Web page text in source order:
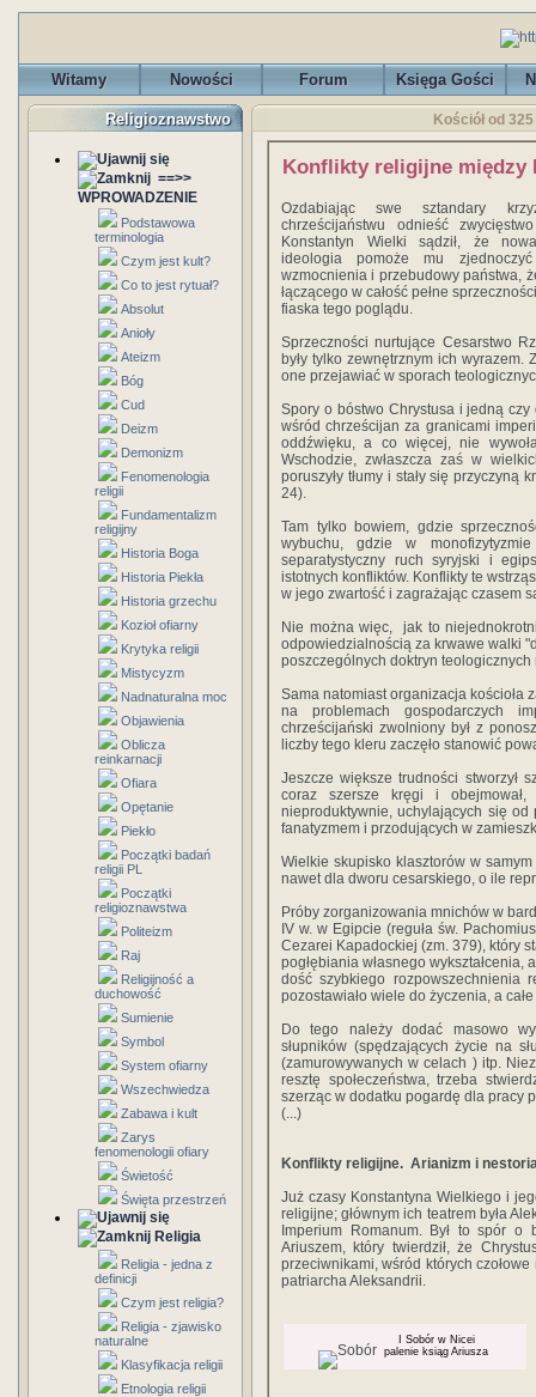
Witamy Nowości Forum Księga Gości
Religioznawstwo
==>>
WPROWADZENIE
Podstawowa
terminologia
Czym jest kult?
Co to jest rytuał?
Absolut
Anioły
Ateizm
Bóg
Cud
Deizm
Demonizm
Fenomenologia
religii
Fundamentalizm
religijny
Historia Boga
Historia Piekła
Historia grzechu
Kozioł ofiarny
Krytyka religii
Mistycyzm
Nadnaturalna moc
Objawienia
Oblicza
reinkarnacji
Ofiara
Opętanie
Piekło
Początki badań
religii PL
Początki
religioznawstwa
Politeizm
Raj
Religijność a
duchowość
Sumienie
Symbol
System ofiarny
Wszechwiedza
Zabawa i kult
Zarys
fenomenologii ofiary
Świetość
Święta przestrzeń
Religia
Religia - jedna z
definicji
Czym jest religia?
Religia - zjawisko
naturalne
Klasyfikacja religii
Etnologia religii
Kościół od
Konflikty religijne między
Ozdabiając swe sztandary
chrześcijaństwu odnieść
Konstantyn Wielki sądził, że
ideologia pomoże mu zjednoczyć
wzmocnienia i przebudowy państwa,
łączącego w całość pełne
fiaska tego poglądu.
Sprzeczności nurtujące Cesarstwo
były tylko zewnętrznym ich wyrazem.
one przejawiać w sporach
Spory o bóstwo Chrystusa i jedną
wśród chrześcijan za granicami
oddźwięku, a co więcej, nie
Wschodzie, zwłaszcza zaś w
poruszyły tłumy i stały się przyczyną
24).
Tam tylko bowiem, gdzie
wybuchu, gdzie w
separatystyczny ruch syryjski i
istotnych konfliktów. Konflikty te
w jego zwartość i zagrażając czasem
Nie można więc, jak to
odpowiedzialnością za krwawe walki
poszczególnych doktryn teologicznych
Sama natomiast organizacja kościoła
na problemach gospodarczych
chrześcijański zwolniony był z
liczby tego kleru zaczęło stanowić
Jeszcze większe trudności stworzył
coraz szersze kręgi i obejmował,
nieproduktywnie, uchylających się
fanatyzmem i przodujących w
Wielkie skupisko klasztorów w
nawet dla dworu cesarskiego, o ile
Próby zorganizowania mnichów w
IV w. w Egipcie (reguła św.
Cezarei Kapadockiej (zm. 379), który
pogłębiania własnego
dość szybkiego rozpowszechnienia
pozostawiało wiele do życzenia, a
Do tego należy dodać masowo
słupników (spędzających życie na
(zamurowywanych w celach ) itp.
resztę społeczeństwa, trzeba
szerząc w dodatku pogardę dla pracy
(...)
Konflikty religijne. Arianizm i
Już czasy Konstantyna Wielkiego i
religijne; głównym ich teatrem była
Imperium Romanum. Był to spór o
Ariuszem, który twierdził, że
przeciwnikami, wśród których
patriarcha Aleksandrii.
I Sobór w Nicei
palenie ksiąg Ariusza